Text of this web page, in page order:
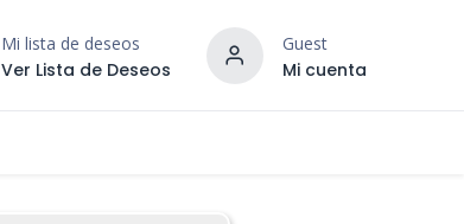
Mi lista de deseos
Ver Lista de Deseos
Guest
Mi cuenta
¡DESCUBRE NUESTRO